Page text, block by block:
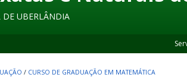
DE UBERLÂNDIA
/ CURSO DE GRADUAÇÃO EM MATEMÁTICA